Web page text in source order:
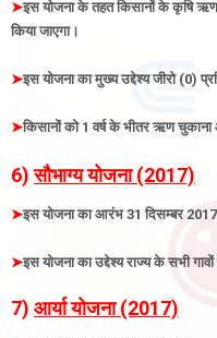
➤इस योजना के तहत किसानों के कृषि ऋण
किया जाएगा।
➤इस योजना का मुख्य उद्देश्य जीरो (0)
➤किसानों को 1 वर्ष के भीतर ऋण
6)सौभाग्य योजना (2017)
➤इस योजना का आरंभ 31 दिसम्बर 2017
➤इस योजना का उद्देश्य राज्य के सभी
7) आर्या योजना (2017)